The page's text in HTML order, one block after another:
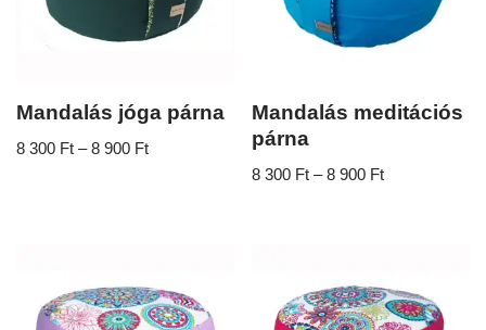
Mandalás jóga párna
8 300 Ft – 8 900 Ft
Mandalás meditációs
párna
8 300 Ft – 8 900 Ft